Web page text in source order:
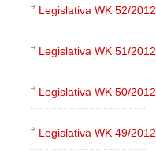
Legislativa WK 52/2012
Legislativa WK 51/2012
Legislativa WK 50/2012
Legislativa WK 49/2012